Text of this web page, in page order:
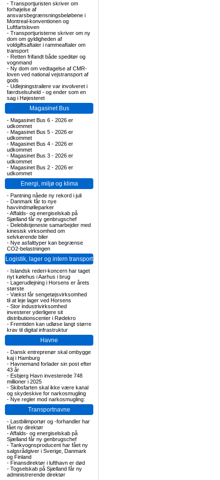
- Transportjuristen skriver om
forhøjelse af
ansvarsbegrænsningsbeløbene i
Montreal-konventionen og
Luftfartsloven
- Transportjuristerne skriver om ny
dom om gyldigheden af
voldgiftsaftaler i rammeaftaler om
transport
- Retten frifandt både speditør og
vognmand
- Ny dom om vedtagelse af CMR-
loven ved national vejstransport af
gods
- Udlejningstrailere var involveret i
færdselsuheld - og ender som en
sag i Højesteret
Magasinet Bus
- Magasinet Bus 6 - 2026 er
udkommet
- Magasinet Bus 5 - 2026 er
udkommet
- Magasinet Bus 4 - 2026 er
udkommet
- Magasinet Bus 3 - 2026 er
udkommet
- Magasinet Bus 2 - 2026 er
udkommet
Energi, miljø og klima
- Pantning nåede ny rekord i juli
- Danmark får to nye
havvindmølleparker
-Affalds- og energiselskab på
Sjælland får ny genbrugschef
- Delebilstjeneste samarbejder med
kinesisk virksomhed om
selvkørende biler
- Nye asfalttyper kan begrænse
CO2-belastningen
Logistik, lager og intern transport
- Islandsk rederi-koncern har taget
nyt kølehus i Aarhus i brug
- Lagerudlejning i Horsens er årets
største
- Vækst får sengetøjsvirksomhed
til at leje lager ved Horsens
- Stor industrivirksomhed
investerer yderligere sit
distributionscenter i Rødekro
- Fremtiden kan udløse langt større
krav til digital infrastruktur
Havne
- Dansk entreprenør skal ombygge
kaj i Hamburg
- Havnemand forlader sin post efter
43 år
- Esbjerg Havn investerede 748
millioner i 2025
- Skibsfarten skal ikke være kanal
og skydeskive for narkosmugling
- Nye regler mod narkosmugling:
Transportnavne
- Lastbilimportør og -forhandler har
fået ny direktør
-Affalds- og energiselskab på
Sjælland får ny genbrugschef
- Tankvognsproducent har fået ny
salgsrådgiver i Sverige, Danmark
og Finland
- Finansdirektør i lufthavn er død
- Togselskab på Sjælland får ny
administrerende direktør